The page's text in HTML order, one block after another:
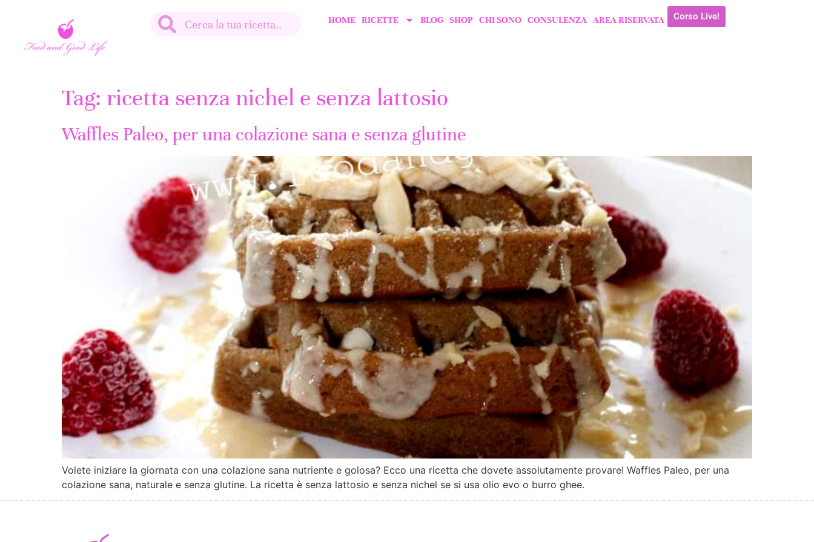
HOME RICETTE BLOG SHOP CHI SONO CONSULENZA AREA RISERVATA Corso Live!
Tag: ricetta senza nichel e senza lattosio
Waffles Paleo, per una colazione sana e senza glutine
Volete iniziare la giornata con una colazione sana nutriente e golosa? Ecco una ricetta che dovete assolutamente provare! Waffles Paleo, per una
colazione sana, naturale e senza glutine. La ricetta è senza lattosio e senza nichel se si usa olio evo o burro ghee.